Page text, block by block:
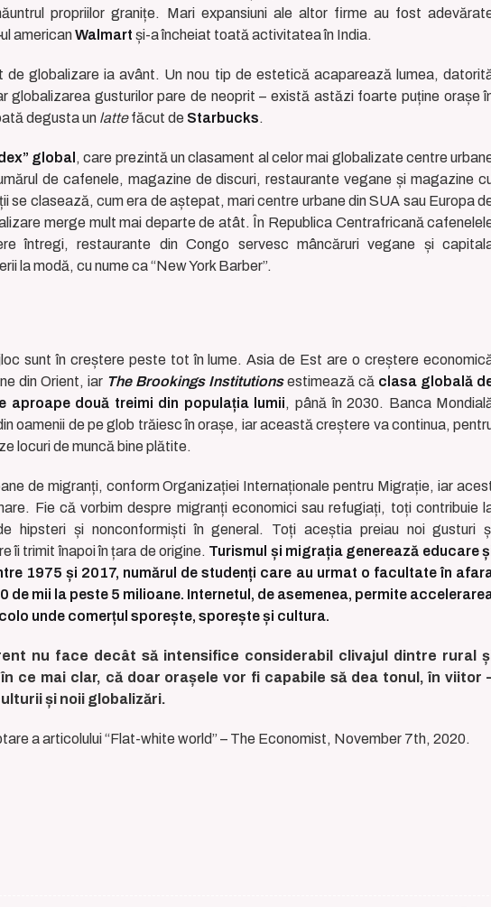
propriilor granițe. Mari expansiuni ale altor firme au fost
ul americanWalmart și-a încheiat toată activitatea în India.
de globalizare ia avânt. Un nou tip de estetică acaparează lumea,
globalizarea gusturilor pare de neoprit – există astăzi foarte puține orașe
degusta un lattefăcut de Starbucks.
global , care prezintă un clasament al celor mai globalizate centre
de cafenele, magazine de discuri, restaurante vegane și magazine
se clasează, cum era de aștepat, mari centre urbane din SUA sau Europa
merge mult mai departe de atât. În Republica Centrafricană
întregi, restaurante din Congo servesc mâncăruri vegane și
la modă, cu nume ca “New York Barber”.
sunt în creștere peste tot în lume. Asia de Est are o creștere
din Orient, iar The Brookings Institutionsestimează că clasa globală
aproape două treimi din populația lumii, până în 2030. Banca
oamenii de pe glob trăiesc în orașe, iar această creștere va continua,
locuri de muncă bine plătite.
de migranți, conform Organizației Internaționale pentru Migrație, iar
Fie că vorbim despre migranți economici sau refugiați, toți contribuie
hipsteri și nonconformiști în general. Toți aceștia preiau noi gusturi
îi trimit înapoi în țara de origine. Turismul și migrația generează educare
1975 și 2017, numărul de studenți care au urmat o facultate în
de mii la peste 5 milioane. Internetul, de asemenea, permite
unde comerțul sporește, sporește și cultura.
nu face decât să intensifice considerabil clivajul dintre rural
ce mai clar, că doar orașele vor fi capabile să dea tonul, în viitor
și noii globalizări.
a articolului “Flat-white world” – The Economist, November 7th, 2020.